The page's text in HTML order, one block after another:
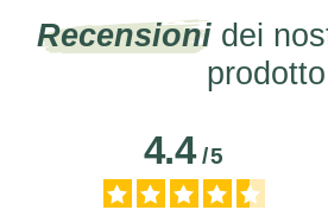
Recensionidei
prodotto
4.4/5